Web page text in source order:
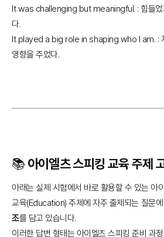
It was challenging but meaningful. : 힘들었
다.
It played a big role in shaping who I am. :
영향을 주었다.
📚 아이엘츠 스피킹 교육 주제
아래는 실제 시험에서 바로 활용할 수 있는 아
교육(Education) 주제에 자주 출제되는 질문
조를 담고 있습니다.
이러한 답변 형태는 아이엘츠 스피킹 준비 과